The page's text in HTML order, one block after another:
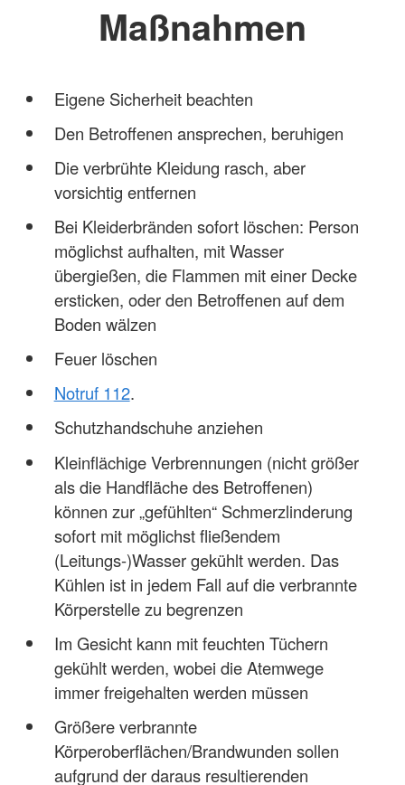
Maßnahmen
Eigene Sicherheit beachten
Den Betroffenen ansprechen, beruhigen
Die verbrühte Kleidung rasch, aber
vorsichtig entfernen
Bei Kleiderbränden sofort löschen: Person
möglichst aufhalten, mit Wasser
übergießen, die Flammen mit einer Decke
ersticken, oder den Betroffenen auf dem
Boden wälzen
Feuer löschen
Notruf 112.
Schutzhandschuhe anziehen
Kleinflächige Verbrennungen (nicht größer
als die Handfläche des Betroffenen)
können zur „gefühlten“ Schmerzlinderung
sofort mit möglichst fließendem
(Leitungs-)Wasser gekühlt werden. Das
Kühlen ist in jedem Fall auf die verbrannte
Körperstelle zu begrenzen
Im Gesicht kann mit feuchten Tüchern
gekühlt werden, wobei die Atemwege
immer freigehalten werden müssen
Größere verbrannte
Körperoberflächen/Brandwunden sollen
aufgrund der daraus resultierenden